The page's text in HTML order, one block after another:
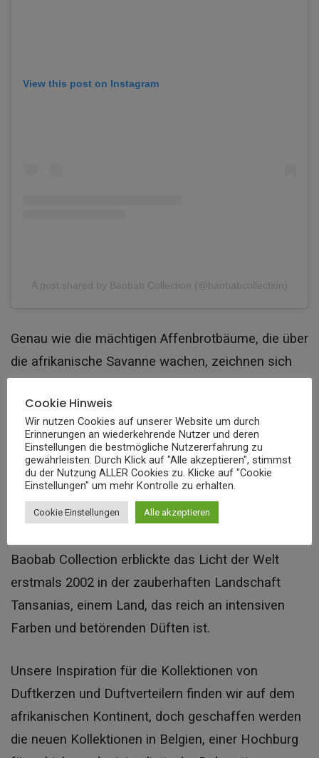
View this post on Instagram
A post shared by Baobab Collection (@baobabcollection)
Genau wie die mächtigen Affenbrotbäume, die über
die afrikanische Savanne wachen, zeichnen sich
durch ihre imposante Größe und originellen
Designs aus.
Sie sind wahrhaft außergewöhnliche Objekte, die
ein olfaktorisches und ästhetisches Erlebnis
bieten.
Baobab Collection erblickte das Licht der Welt
erstmals 2002 in der zauberhaften Landschaft
Tansanias, einem Land, das reich an intensiven
Farben und betörenden Düften ist.
Unsere Inspiration für die Kollektionen von
Duftkerzen und Duftverteilern finden wir auf dem
afrikanischen Kontinent, doch geschaffen werden
die neuen Kollektionen in Belgien, einer Hochburg
Cookie Hinweis
Wir nutzen Cookies auf unserer Website um durch
Erinnerungen an wiederkehrende Nutzer und deren
Einstellungen die bestmögliche Nutzererfahrung zu
gewährleisten. Durch Klick auf "Alle akzeptieren", stimmst
du der Nutzung ALLER Cookies zu. Klicke auf "Cookie
Einstellungen" um mehr Kontrolle zu erhalten.
Cookie Einstellungen Alle akzeptieren